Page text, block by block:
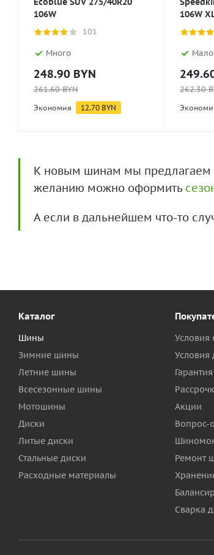
106W
101
Много
248.90 BYN
261.60BYN
Экономия 12.70 BYN
106W
Мало
262.30
К новым шинам мы предлагаем
желанию можно оформить
А если в дальнейшем что-то
Каталог
Шины
Зимние шины
Летние шины
Всесезонные шины
Мотошины
Диски
Литые диски
Стальные диски
Расходные материалы
Условия
Условия
Акции
Вопрос-
Ремонт
Сварка